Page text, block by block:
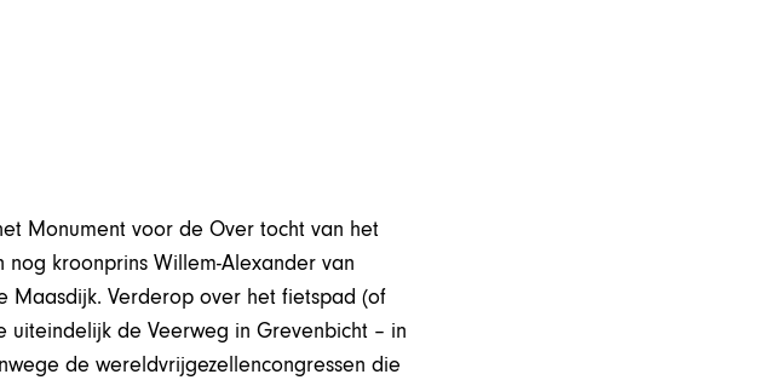
Monument voor de Over tocht van het
kroonprins Willem-Alexander van
Verderop over het fietspad (of
de Veerweg in Grevenbicht – in
de wereldvrijgezellencongressen die